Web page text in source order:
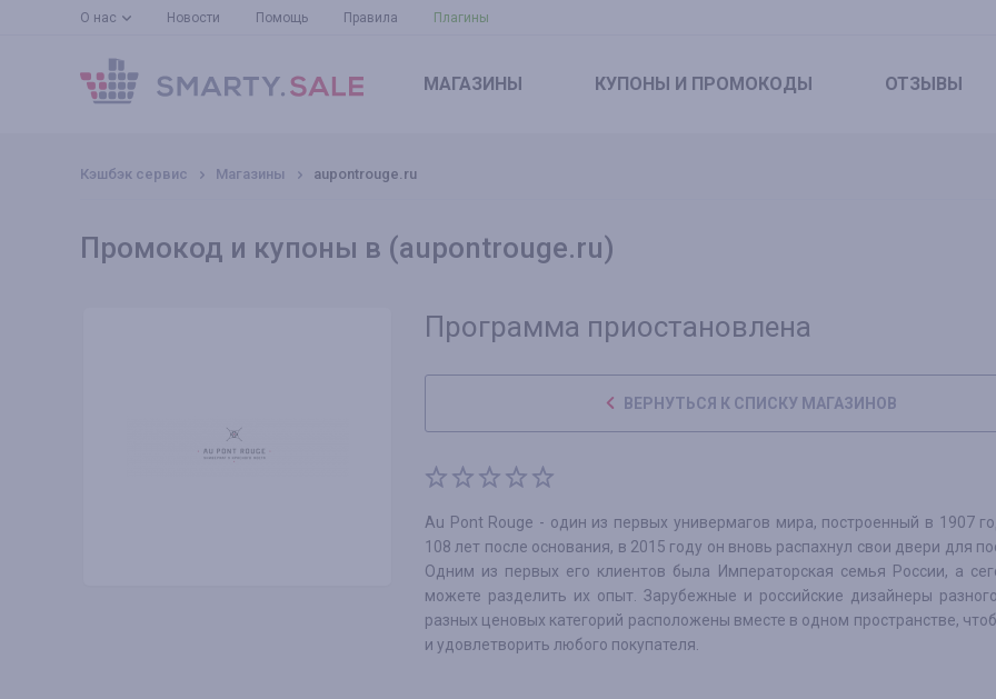
О нас Новости Помощь Правила Плагины
МАГАЗИНЫ КУПОНЫ И ПРОМОКОДЫ ОТЗЫВЫ
Кэшбэк сервис Магазины aupontrouge.ru
Промокод и купоны в (aupontrouge.ru)
Программа приостановлена
ВЕРНУТЬСЯ К СПИСКУ МАГАЗИНОВ
Au Pont Rouge - один из первых универмагов мира, построенный в 1907
108 лет после основания, в 2015 году он вновь распахнул свои двери для
Одним из первых его клиентов была Императорская семья России, а
можете разделить их опыт. Зарубежные и российские дизайнеры
разных ценовых категорий расположены вместе в одном пространстве,
и удовлетворить любого покупателя.